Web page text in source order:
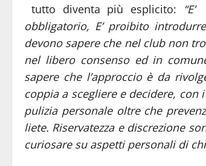
tutto diventa più esplicito: “
obbligatorio, E’ proibito
devono sapere che nel club non
nel libero consenso ed in
sapere che l’approccio è da
coppia a scegliere e decidere,
pulizia personale oltre che
liete. Riservatezza e discrezione
curiosare su aspetti personali di